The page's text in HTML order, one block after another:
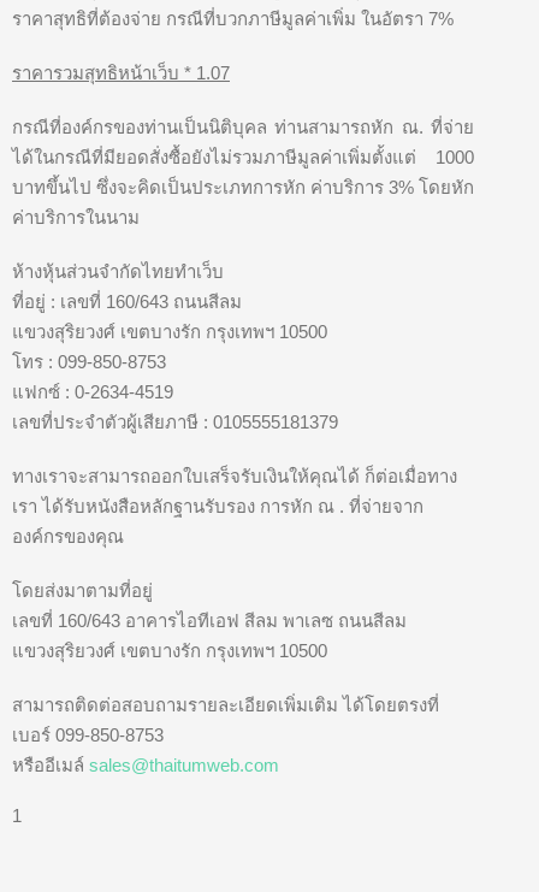
ราคาสุทธิที่ต้องจ่าย กรณีที่บวกภาษีมูลค่าเพิ่ม ในอัตรา 7%
ราคารวมสุทธิหน้าเว็บ * 1.07
กรณีที่องค์กรของท่านเป็นนิติบุคล ท่านสามารถหัก ณ. ที่จ่าย
ได้ในกรณีที่มียอดสั่งซื้อยังไม่รวมภาษีมูลค่าเพิ่มตั้งแต่ 1000
บาทขึ้นไป ซึ่งจะคิดเป็นประเภทการหัก ค่าบริการ 3% โดยหัก
ค่าบริการในนาม
ห้างหุ้นส่วนจำกัดไทยทำเว็บ
ที่อยู่ : เลขที่ 160/643 ถนนสีลม
แขวงสุริยวงศ์ เขตบางรัก กรุงเทพฯ 10500
โทร : 099-850-8753
แฟกซ์ : 0-2634-4519
เลขที่ประจำตัวผู้เสียภาษี : 0105555181379
ทางเราจะสามารถออกใบเสร็จรับเงินให้คุณได้ ก็ต่อเมื่อทาง
เรา ได้รับหนังสือหลักฐานรับรอง การหัก ณ . ที่จ่ายจาก
องค์กรของคุณ
โดยส่งมาตามที่อยู่
เลขที่ 160/643 อาคารไอทีเอฟ สีลม พาเลซ ถนนสีลม
แขวงสุริยวงศ์ เขตบางรัก กรุงเทพฯ 10500
สามารถติดต่อสอบถามรายละเอียดเพิ่มเติม ได้โดยตรงที่
เบอร์ 099-850-8753
หรืออีเมล์ sales@thaitumweb.com
1